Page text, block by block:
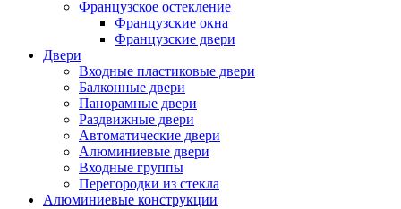
Французское остекление
Французские окна
Французские двери
Двери
Входные пластиковые двери
Балконные двери
Панорамные двери
Раздвижные двери
Автоматические двери
Алюминиевые двери
Входные группы
Перегородки из стекла
Алюминиевые конструкции